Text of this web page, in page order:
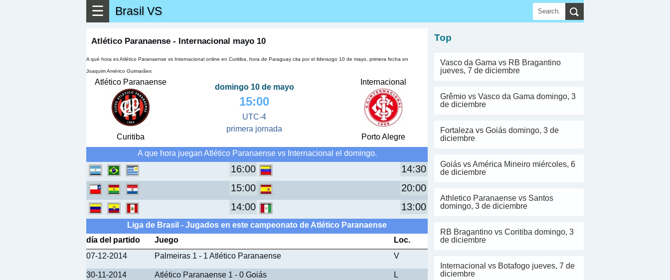
☰ Brasil VS
Atlético Paranaense - Internacional mayo 10
A qué hora es Atlético Paranaense vs Internacional online en Curitiba, hora de Paraguay cita por el liderazgo 10 de mayo, primera fecha en
Joaquim Américo Guimarães
Atlético Paranaense
Curitiba
domingo 10 de mayo
15:00
UTC-4
primera jornada
Internacional
Porto Alegre
A que hora juegan Atlético Paranaense vs Internacional el domingo.
16:00
14:30
15:00
20:00
14:00
13:00
Liga de Brasil - Jugados en este campeonato de Atlético Paranaense
día del partido
Juego
Loc.
07-12-2014
Palmeiras 1 - 1 Atlético Paranaense V
30-11-2014 Atlético Paranaense 1 - 0 Goiás L
Top
Vasco da Gama vs RB Bragantino
jueves, 7 de diciembre
Grêmio vs Vasco da Gama domingo, 3
de diciembre
Fortaleza vs Goiás domingo, 3 de
diciembre
Goiás vs América Mineiro miércoles, 6
de diciembre
Athletico Paranaense vs Santos
domingo, 3 de diciembre
RB Bragantino vs Coritiba domingo, 3
de diciembre
Internacional vs Botafogo jueves, 7 de
diciembre
▶ Ver más ▼